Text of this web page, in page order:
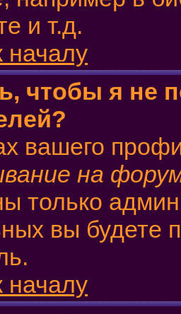
и т.д.
началу
чтобы я не
вашего
на
только
вы будете
началу